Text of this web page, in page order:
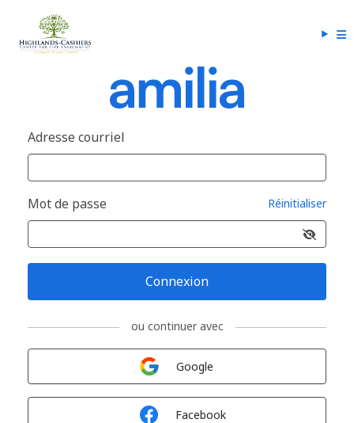
Adresse courriel
Mot de passe Réinitialiser
Connexion
ou continuer avec
Google
Facebook